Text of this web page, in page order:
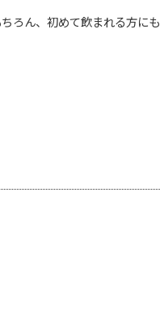
ろん、初めて飲まれる方に